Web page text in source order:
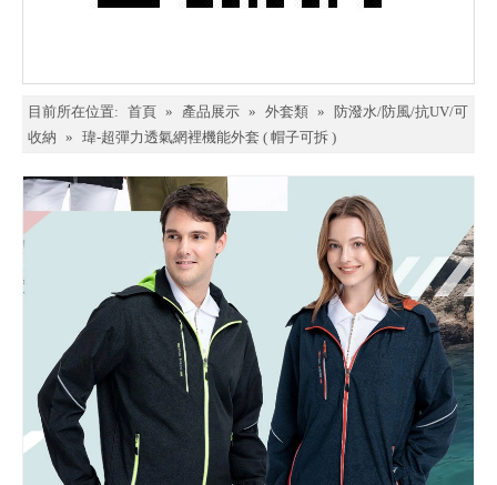
目前所在位置: 首頁 » 產品展示 » 外套類 »
防潑水/防風/抗UV/可
收納 » 瑋-超彈力透氣網裡機能外套 ( 帽子可拆 )